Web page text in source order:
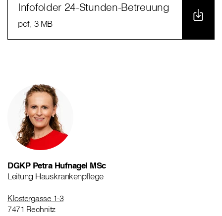
Infofolder 24-Stunden-Betreuung
pdf, 3 MB
DGKP Petra Hufnagel MSc
Leitung Hauskrankenpflege
Klostergasse 1-3
7471 Rechnitz